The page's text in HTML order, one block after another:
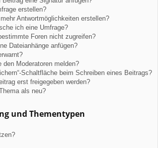
erstellen?
Antwortmöglichkeiten erstellen?
ich eine Umfrage?
Foren nicht zugreifen?
Dateianhänge anfügen?
den Moderatoren melden?
Schaltfläche beim Schreiben eines Beitrags?
erst freigegeben werden?
als neu?
und Thementypen